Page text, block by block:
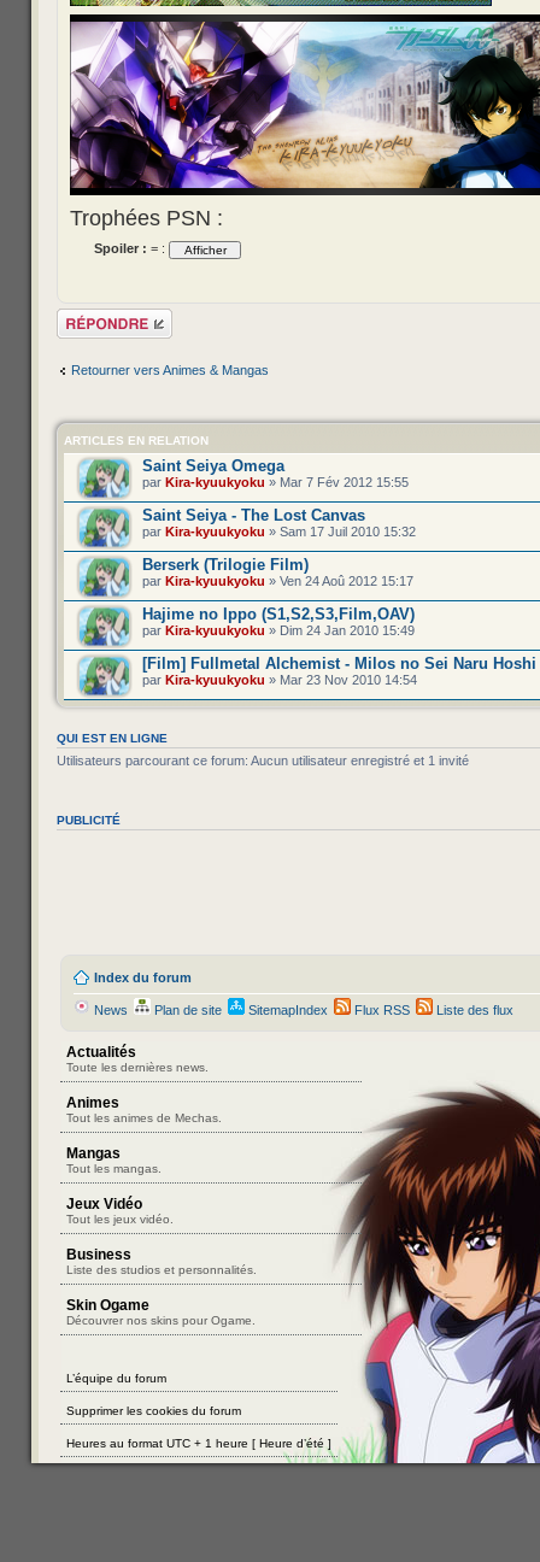
Trophées PSN :
Spoiler : = :
Répondre
Retourner vers Animes & Mangas
ARTICLES EN RELATION
Saint Seiya Omega
par Kira-kyuukyoku » Mar 7 Fév 2012 15:55
Saint Seiya - The Lost Canvas
par Kira-kyuukyoku » Sam 17 Juil 2010 15:32
Berserk (Trilogie Film)
par Kira-kyuukyoku » Ven 24 Aoû 2012 15:17
Hajime no Ippo (S1,S2,S3,Film,OAV)
par Kira-kyuukyoku » Dim 24 Jan 2010 15:49
[Film] Fullmetal Alchemist - Milos no Sei Naru Hoshi
par Kira-kyuukyoku » Mar 23 Nov 2010 14:54
QUI EST EN LIGNE
Utilisateurs parcourant ce forum: Aucun utilisateur enregistré et 1 invité
PUBLICITÉ
Index du forum
News Plan de site SitemapIndex Flux RSS Liste des flux
Actualités
Toute les dernières news.
Animes
Tout les animes de Mechas.
Mangas
Tout les mangas.
Jeux Vidéo
Tout les jeux vidéo.
Business
Liste des studios et personnalités.
Skin Ogame
Découvrer nos skins pour Ogame.
L’équipe du forum
Supprimer les cookies du forum
Heures au format UTC + 1 heure [ Heure d’été ]